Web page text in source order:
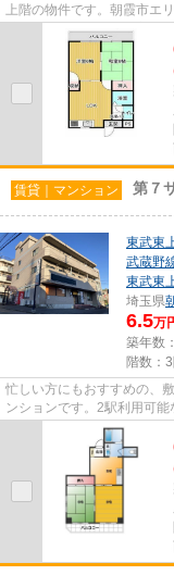
上階の物件です。朝霞市エ
貸アパートをお探しの方はぜ
賃貸｜マンション 第７
東武東
武蔵野
東武東
埼玉県
6.5万
築年数
階数：
忙しい方にもおすすめの、
ンションです。2駅利用可
賃貸物件です。当社スタッフ